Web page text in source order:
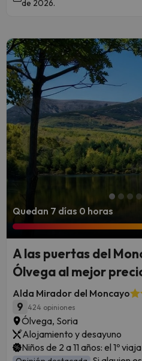
de 2026.
Quedan 7 días 0 horas
A las puertas del
Ólvega al mejor
Alda Mirador del Moncayo
9 424 opiniones
Ólvega, Soria
Alojamiento y desayuno
Niños de 2 a 11 años: el 1º